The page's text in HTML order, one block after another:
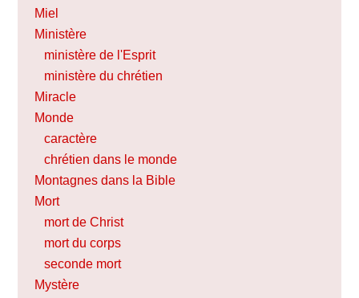
Miel
Ministère
ministère de l'Esprit
ministère du chrétien
Miracle
Monde
caractère
chrétien dans le monde
Montagnes dans la Bible
Mort
mort de Christ
mort du corps
seconde mort
Mystère